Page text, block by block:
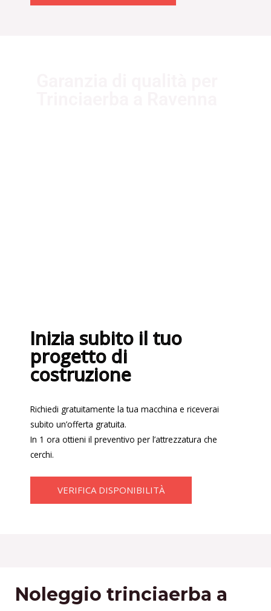
Inizia subito il tuo
progetto di
costruzione
Richiedi gratuitamente la tua macchina e riceverai
subito un’offerta gratuita.
In 1 ora ottieni il preventivo per l’attrezzatura che
cerchi.
VERIFICA DISPONIBILITÀ
Noleggio trinciaerba a